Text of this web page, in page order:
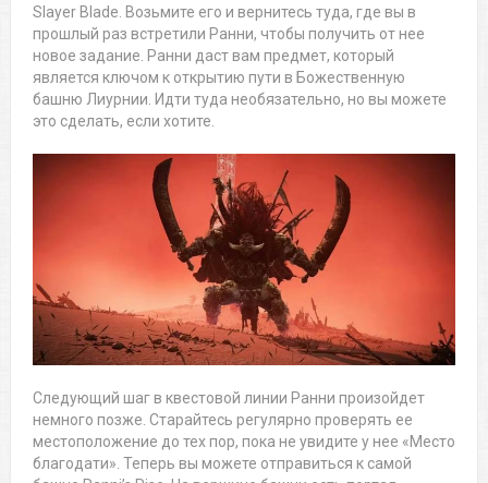
Slayer Blade. Возьмите его и вернитесь туда, где вы в
прошлый раз встретили Ранни, чтобы получить от нее
новое задание. Ранни даст вам предмет, который
является ключом к открытию пути в Божественную
башню Лиурнии. Идти туда необязательно, но вы можете
это сделать, если хотите.
Следующий шаг в квестовой линии Ранни произойдет
немного позже. Старайтесь регулярно проверять ее
местоположение до тех пор, пока не увидите у нее «Место
благодати». Теперь вы можете отправиться к самой